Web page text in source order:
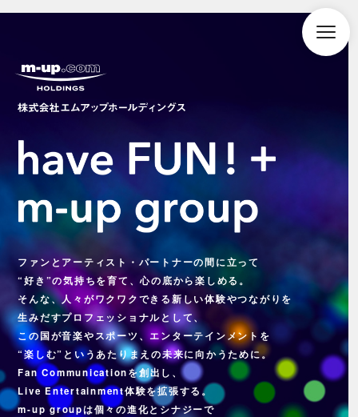
toggle
ファンとアーティスト・パートナーの間に立って
“好き”の気持ちを育て、心の底から楽しめる。
そんな、人々がワクワクできる新しい体験やつながりを
生みだすプロフェッショナルとして、
この国が音楽やスポーツ、エンターテインメントを
“楽しむ”というあたりまえの未来に向かうために。
Fan Communicationを創出し、
Live Entertainment体験を拡張する。
m-up groupは個々の進化とシナジーで